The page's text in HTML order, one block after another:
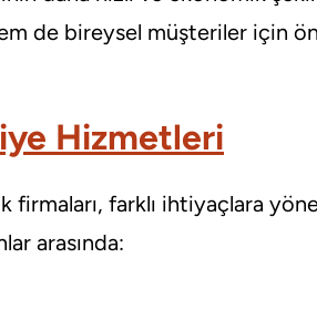
de bireysel müşteriler için
Hizmetleri
firmaları, farklı ihtiyaçlara
arasında: